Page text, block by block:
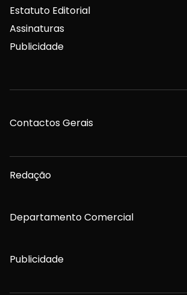
Estatuto Editorial
Assinaturas
Publicidade
Contactos Gerais
Redação
Departamento Comercial
Publicidade